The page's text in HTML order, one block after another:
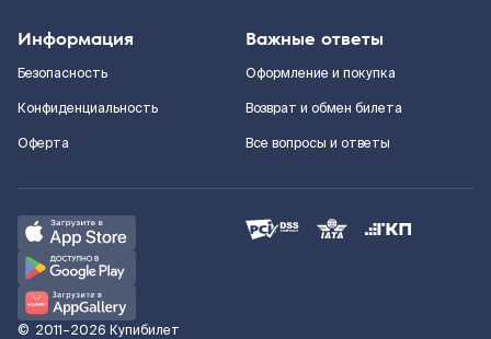
Информация
Безопасность
Конфиденциальность
Оферта
Важные ответы
Оформление и покупка
Возврат и обмен билета
Все вопросы и ответы
© 2011–2026 Купибилет